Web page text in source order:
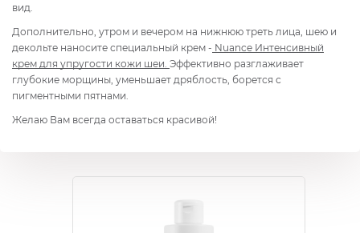
вид.
Дополнительно, утром и вечером на нижнюю треть лица, шею и
декольте наносите специальный крем - Nuance Интенсивный
крем для упругости кожи шеи. Эффективно разглаживает
глубокие морщины, уменьшает дряблость, борется с
пигментными пятнами.
Желаю Вам всегда оставаться красивой!